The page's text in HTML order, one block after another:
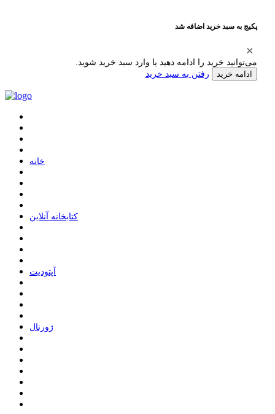
پکیج به سبد خرید اضافه شد
می‌توانید خرید را ادامه دهید یا وارد سبد خرید شوید.
ادامه خرید رفتن به سبد خرید
ﺧﺎﻧﻪ
ﮐﺘﺎﺑﺨﺎﻧﻪ ﺁﻧﻼﯾﻦ
ﺁﭘﺘﻮﺩﯾﺖ
ﮊﻭﺭﻧﺎﻝ